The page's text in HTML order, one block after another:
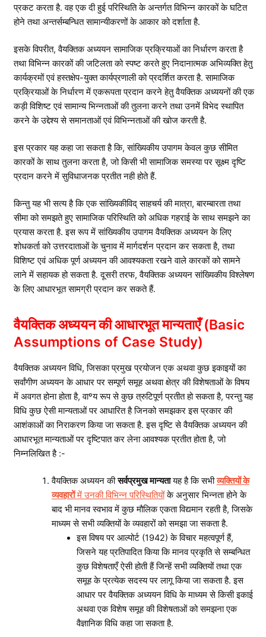
प्रकट करता है. वह एक दी हुई परिस्थिति के अन्तर्गत विभिन्न कारकों के घटित
होने तथा अन्तर्सम्बन्धित सामान्यीकरणों के आकार को दर्शाता है.
इसके विपरीत, वैयक्तिक अध्ययन सामाजिक प्रक्रियाओं का निर्धारण करता है
तथा विभिन्न कारकों की जटिलता को स्पष्ट करते हुए निदानात्मक अभिव्यक्ति हेतु
कार्यक्रमों एवं हस्तक्षेप-युक्त कार्यप्रणाली को प्रदर्शित करता है. सामाजिक
प्रक्रियाओं के निर्धारण में एकरूपता प्रदान करने हेतु वैयक्तिक अध्ययनों की एक
कड़ी विशिष्ट एवं सामान्य भिन्नताओं की तुलना करने तथा उनमें विभेद स्थापित
करने के उद्देश्य से समानताओं एवं विभिन्नताओं की खोज करती है.
इस प्रकार यह कहा जा सकता है कि, सांख्यिकीय उपागम केवल कुछ सीमित
कारकों के साथ तुलना करता है, जो किसी भी सामाजिक समस्या पर सूक्ष्म दृष्टि
प्रदान करने में सुविधाजनक प्रतीत नही होते हैं.
किन्तु यह भी सत्य है कि एक सांख्यिकीविद् साहचर्य की मात्रा, बारम्बारता तथा
सीमा को समझते हुए सामाजिक परिस्थिति को अधिक गहराई के साथ समझने का
प्रयास करता है. इस रूप में सांख्यिकीय उपागम वैयक्तिक अध्ययन के लिए
शोधकर्ता को उत्तरदाताओं के चुनाव में मार्गदर्शन प्रदान कर सकता है, तथा
विशिष्ट एवं अधिक पूर्ण अध्ययन की आवश्यकता रखने वाले कारकों को सामने
लाने में सहायक हो सकता है. दूसरी तरफ, वैयक्तिक अध्ययन सांख्यिकीय विश्लेषण
के लिए आधारभूत सामग्री प्रदान कर सकते हैं.
वैयक्तिक अध्ययन की आधारभूत मान्यताएँ(Basic
Assumptions of Case Study)
वैयक्तिक अध्ययन विधि, जिसका प्रमुख प्रयोजन एक अथवा कुछ इकाइयों का
सर्वांगीण अध्ययन के आधार पर सम्पूर्ण समूह अथवा क्षेत्र की विशेषताओं के विषय
में अवगत होना होता है, वाºय रूप से कुछ त्रुटिपूर्ण प्रतीत हो सकता है, परन्तु यह
विधि कुछ ऐसी मान्यताओं पर आधारित है जिनको समझकर इस प्रकार की
आशंकाओं का निराकरण किया जा सकता है. इस दृष्टि से वैयक्तिक अध्ययन की
आधारभूत मान्यताओं पर दृष्टिपात कर लेना आवश्यक प्रतीत होता है, जो
निम्नलिखित है :-
वैयक्तिक अध्ययन कीसर्वप्रमुख मान्यतायह है कि सभीव्यक्तियों के
व्यवहारोंमें उनकी विभिन्न परिस्थितियोंके अनुसार भिन्नता होने के
बाद भी मानव स्वभाव में कुछ मौलिक एकता विद्यमान रहती है, जिसके
माध्यम से सभी व्यक्तियों के व्यवहारों को समझा जा सकता है.
इस विषय पर आल्पोर्ट (1942) के विचार महत्वपूर्ण हैं,
जिसने यह प्रतिपादित किया कि मानव प्रकृति से सम्बन्धित
कुछ विशेषताएँ ऐसी होती हैं जिन्हें सभी व्यक्तियों तथा एक
समूह के प्रत्येक सदस्य पर लागू किया जा सकता है. इस
आधार पर वैयक्तिक अध्ययन विधि के माध्यम से किसी इकाई
अथवा एक विशेष समूह की विशेषताओं को समझना एक
वैज्ञानिक विधि कहा जा सकता है.